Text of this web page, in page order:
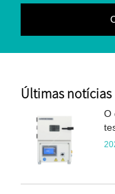
Últimas notícias
O